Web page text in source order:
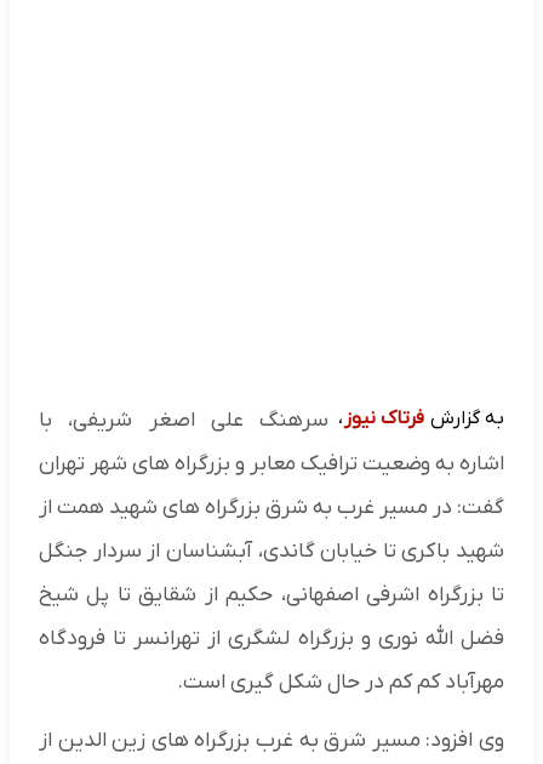
به گزارش فرتاک نیوز ، سرهنگ علی اصغر شریفی، با
اشاره به وضعیت ترافیک معابر و بزرگراه های شهر تهران
گفت: در مسیر غرب به شرق بزرگراه های شهید همت از
شهید باکری تا خیابان گاندی، آبشناسان از سردار جنگل
تا بزرگراه اشرفی اصفهانی، حکیم از شقایق تا پل شیخ
فضل الله نوری و بزرگراه لشگری از تهرانسر تا فرودگاه
مهرآباد کم کم در حال شکل گیری است.
وی افزود: مسیر شرق به غرب بزرگراه های زین الدین از